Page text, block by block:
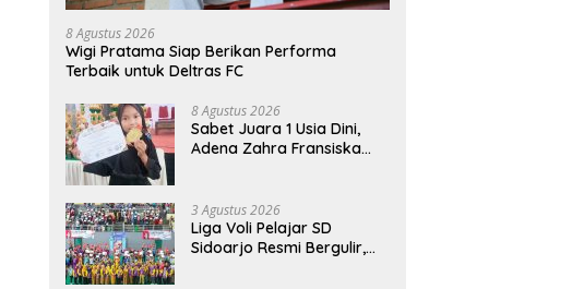
8 Agustus 2026
Wigi Pratama Siap Berikan Performa
Terbaik untuk Deltras FC
8 Agustus 2026
Sabet Juara 1 Usia Dini,
Adena Zahra Fransiska
3 Agustus 2026
Liga Voli Pelajar SD
Sidoarjo Resmi Bergulir,